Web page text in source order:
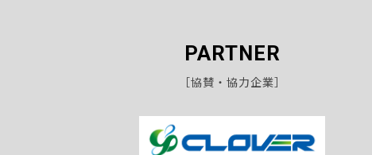
PARTNER
［協賛・協力企業］